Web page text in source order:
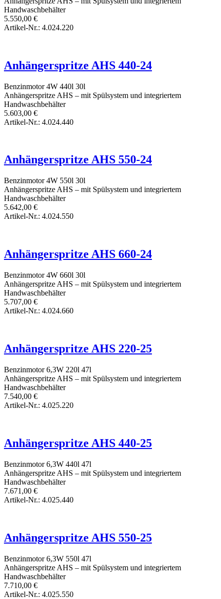
Handwaschbehälter
5.550,00 €
Artikel-Nr.: 4.024.220
Anhängerspritze AHS 440-24
Benzinmotor 4W 440l 30l
Anhängerspritze AHS – mit Spülsystem und integriertem
Handwaschbehälter
5.603,00 €
Artikel-Nr.: 4.024.440
Anhängerspritze AHS 550-24
Benzinmotor 4W 550l 30l
Anhängerspritze AHS – mit Spülsystem und integriertem
Handwaschbehälter
5.642,00 €
Artikel-Nr.: 4.024.550
Anhängerspritze AHS 660-24
Benzinmotor 4W 660l 30l
Anhängerspritze AHS – mit Spülsystem und integriertem
Handwaschbehälter
5.707,00 €
Artikel-Nr.: 4.024.660
Anhängerspritze AHS 220-25
Benzinmotor 6,3W 220l 47l
Anhängerspritze AHS – mit Spülsystem und integriertem
Handwaschbehälter
7.540,00 €
Artikel-Nr.: 4.025.220
Anhängerspritze AHS 440-25
Benzinmotor 6,3W 440l 47l
Anhängerspritze AHS – mit Spülsystem und integriertem
Handwaschbehälter
7.671,00 €
Artikel-Nr.: 4.025.440
Anhängerspritze AHS 550-25
Benzinmotor 6,3W 550l 47l
Anhängerspritze AHS – mit Spülsystem und integriertem
Handwaschbehälter
7.710,00 €
Artikel-Nr.: 4.025.550